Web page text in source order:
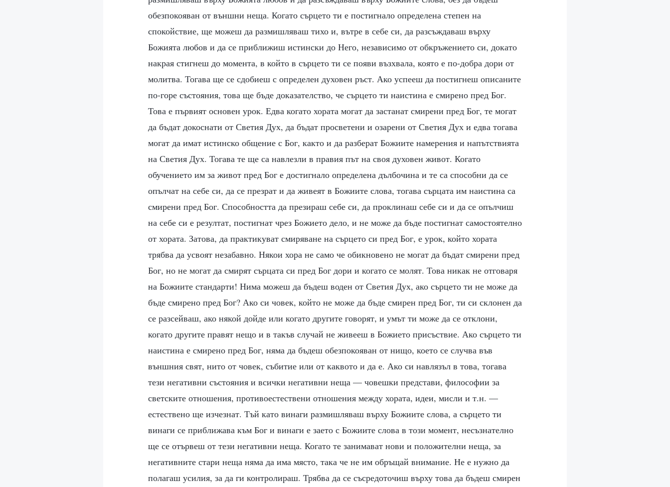
обезпокояван от външни неща. Когато сърцето ти е постигнало определена степен на
спокойствие, ще можеш да размишляваш тихо и, вътре в себе си, да разсъждаваш върху
Божията любов и да се приближиш истински до Него, независимо от обкръжението си, докато
накрая стигнеш до момента, в който в сърцето ти се появи възхвала, която е по-добра дори от
молитва. Тогава ще се сдобиеш с определен духовен ръст. Ако успееш да постигнеш описаните
по-горе състояния, това ще бъде доказателство, че сърцето ти наистина е смирено пред Бог.
Това е първият основен урок. Едва когато хората могат да застанат смирени пред Бог, те могат
да бъдат докоснати от Светия Дух, да бъдат просветени и озарени от Светия Дух и едва тогава
могат да имат истинско общение с Бог, както и да разберат Божиите намерения и напътствията
на Светия Дух. Тогава те ще са навлезли в правия път на своя духовен живот. Когато
обучението им за живот пред Бог е достигнало определена дълбочина и те са способни да се
опълчат на себе си, да се презрат и да живеят в Божиите слова, тогава сърцата им наистина са
смирени пред Бог. Способността да презираш себе си, да проклинаш себе си и да се опълчиш
на себе си е резултат, постигнат чрез Божието дело, и не може да бъде постигнат самостоятелно
от хората. Затова, да практикуват смиряване на сърцето си пред Бог, е урок, който хората
трябва да усвоят незабавно. Някои хора не само че обикновено не могат да бъдат смирени пред
Бог, но не могат да смирят сърцата си пред Бог дори и когато се молят. Това никак не отговаря
на Божиите стандарти! Нима можеш да бъдеш воден от Светия Дух, ако сърцето ти не може да
бъде смирено пред Бог? Ако си човек, който не може да бъде смирен пред Бог, ти си склонен да
се разсейваш, ако някой дойде или когато другите говорят, и умът ти може да се отклони,
когато другите правят нещо и в такъв случай не живееш в Божието присъствие. Ако сърцето ти
наистина е смирено пред Бог, няма да бъдеш обезпокояван от нищо, което се случва във
външния свят, нито от човек, събитие или от каквото и да е. Ако си навлязъл в това, тогава
тези негативни състояния и всички негативни неща — човешки представи, философии за
светските отношения, противоестествени отношения между хората, идеи, мисли и т.н. —
естествено ще изчезнат. Тъй като винаги размишляваш върху Божиите слова, а сърцето ти
винаги се приближава към Бог и винаги е заето с Божиите слова в този момент, несъзнателно
ще се отървеш от тези негативни неща. Когато те занимават нови и положителни неща, за
негативните стари неща няма да има място, така че не им обръщай внимание. Не е нужно да
полагаш усилия, за да ги контролираш. Трябва да се съсредоточиш върху това да бъдеш смирен